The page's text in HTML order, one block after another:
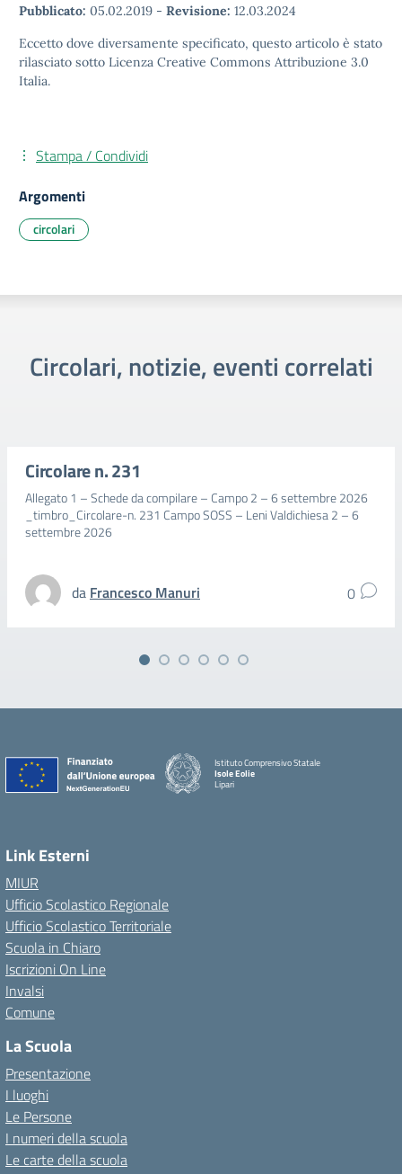
Pubblicato: 05.02.2019 - Revisione: 12.03.2024
Eccetto dove diversamente specificato, questo articolo è stato
rilasciato sotto Licenza Creative Commons Attribuzione 3.0
Italia.
Stampa / Condividi
Argomenti
circolari
Circolari, notizie, eventi correlati
Circolare n. 231
Allegato 1 – Schede da compilare – Campo 2 – 6 settembre 2026
_timbro_Circolare-n. 231 Campo SOSS – Leni Valdichiesa 2 – 6
settembre 2026
da Francesco Manuri 0
Istituto Comprensivo Statale
Isole Eolie
Lipari
Link Esterni
MIUR
Ufficio Scolastico Regionale
Ufficio Scolastico Territoriale
Scuola in Chiaro
Iscrizioni On Line
Invalsi
Comune
La Scuola
Presentazione
I luoghi
Le Persone
I numeri della scuola
Le carte della scuola